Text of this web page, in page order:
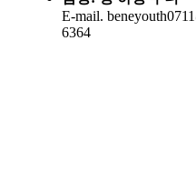
E-mail.
6364